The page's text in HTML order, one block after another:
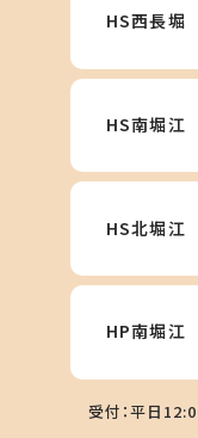
HS西長堀
HS南堀江
HS北堀江
HP南堀江
受付：平日